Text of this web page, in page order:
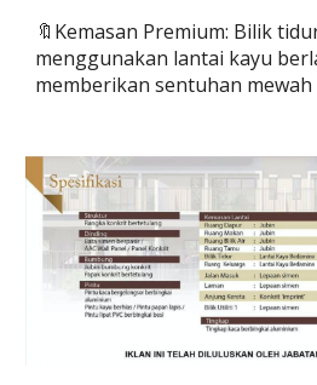
🔖Kemasan Premium: Bilik
menggunakan lantai kayu
memberikan sentuhan mewah